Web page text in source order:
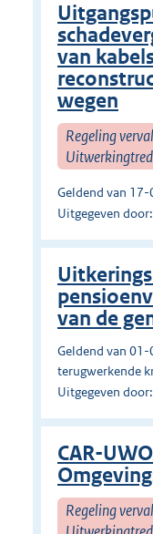
van
wegen
Regeling
Geldend van
Uitgegeven
van de
Geldend van
terugwerkende
Uitgegeven
CAR-
Regeling